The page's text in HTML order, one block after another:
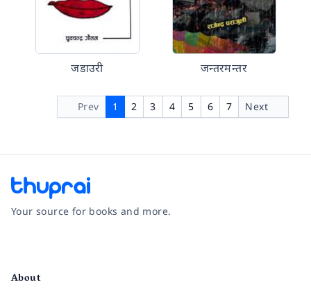
जडाउरी जन्तरमन्तर
Prev 1 2 3 4 5 6 7 Next
Your source for books and more.
About